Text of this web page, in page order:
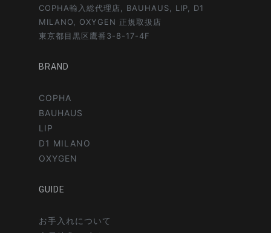
COPHA輸入総代理店, BAUHAUS, LIP, D1
MILANO, OXYGEN 正規取扱店
東京都目黒区鷹番3-8-17-4F
BRAND
COPHA
BAUHAUS
LIP
D1 MILANO
OXYGEN
GUIDE
お手入れについて